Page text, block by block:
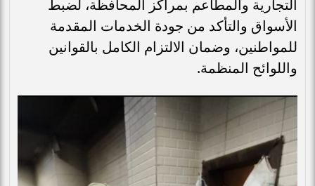
التجارية والمطاعم بمراكز المحافظة، لضبط
الأسواق والتأكد من جودة الخدمات المقدمة
للمواطنين، وضمان الالتزام الكامل بالقوانين
واللوائح المنظمة.